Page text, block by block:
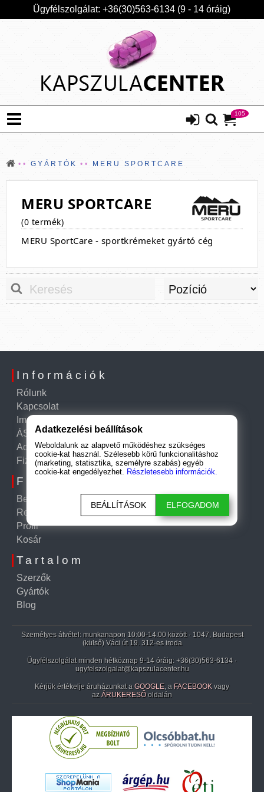
Ügyfélszolgálat: +36(30)563-6134 (9 - 14 óráig)
105
GYÁRTÓK MERU SPORTCARE
MERU SPORTCARE
(0 termék)
MERU SportCare - sportkrémeket gyártó cég
Információk
Rólunk
Kapcsolat
Impresszum
ÁSZF
Adatkezelési tájékoztató
Fizetés és szállítás
Fiók
Belépés
Regisztráció
Profil
Kosár
Tartalom
Szerzők
Gyártók
Blog
Személyes átvétel: munkanapon 10:00-14:00 között · 1047, Budapest
(külső) Váci út 19. 312-es iroda
Ügyfélszolgálat minden hétköznap 9-14 óráig: +36(30)563-6134 ·
ugyfelszolgalat@kapszulacenter.hu
Kérjük értékelje áruházunkat a GOOGLE, a FACEBOOK vagy
az ÁRUKERESŐ oldalán
Adatkezelési beállítások
Weboldalunk az alapvető működéshez szükséges
cookie-kat használ. Szélesebb körű funkcionalitáshoz
(marketing, statisztika, személyre szabás) egyéb
cookie-kat engedélyezhet. Részletesebb információk.
BEÁLLÍTÁSOK ELFOGADOM